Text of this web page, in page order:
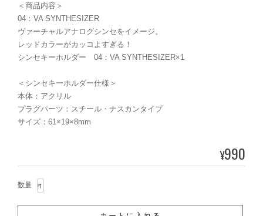
＜商品内容＞
04：VA SYNTHESIZER
ヴァーチャルアナログシンセをイメージ。
レッドカラーがカッコよすぎる！
シンセキーホルダー 04：VA SYNTHESIZER×1
＜シンセキーホルダー仕様＞
本体：アクリル
プラグパーツ：スチール・ナスカンタイプ
サイズ：61×19×8mm
¥990
数量